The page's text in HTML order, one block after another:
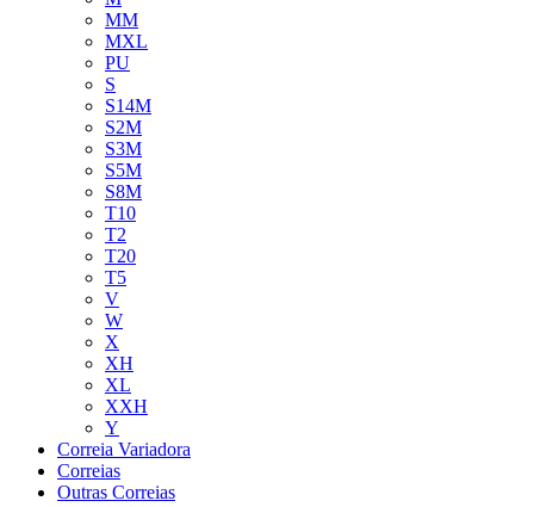
MM
MXL
PU
S
S14M
S2M
S3M
S5M
S8M
T10
T2
T20
T5
V
W
X
XH
XL
XXH
Y
Correia Variadora
Correias
Outras Correias